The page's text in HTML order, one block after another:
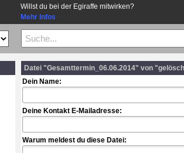
Willst du bei der Egiraffe mitwirken?
Mehr Infos
Datei "Gesamttermin_06.06.2014" von
Dein Name:
Deine Kontakt E-Mailadresse:
Warum meldest du diese Datei: